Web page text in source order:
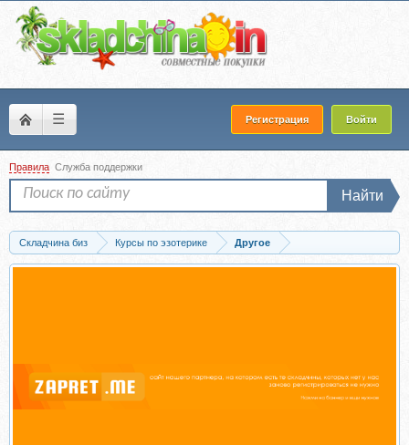
☰ Регистрация Войти
Правила Служба поддержки
Найти
Складчина биз Курсы по эзотерике
Другое
Скачать Целительство (Елена Дунаева)